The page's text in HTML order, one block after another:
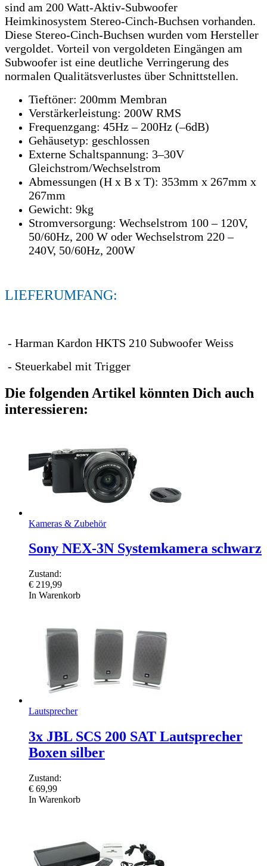
sind am 200 Watt-Aktiv-Subwoofer
Heimkinosystem Stereo-Cinch-Buchsen vorhanden.
Diese Stereo-Cinch-Buchsen wurden vom Hersteller
vergoldet. Vorteil von vergoldeten Eingängen am
Subwoofer ist eine deutliche Verringerung des
normalen Qualitätsverlustes über Schnittstellen.
Tieftöner: 200mm Membran
Verstärkerleistung: 200W RMS
Frequenzgang: 45Hz – 200Hz (–6dB)
Gehäusetyp: geschlossen
Externe Schaltspannung: 3–30V
Gleichstrom/Wechselstrom
Abmessungen (H x B x T): 353mm x 267mm x
267mm
Gewicht: 9kg
Stromversorgung: Wechselstrom 100 – 120V,
50/60Hz, 200 W oder Wechselstrom 220 –
240V, 50/60Hz, 200W
LIEFERUMFANG:
- Harman Kardon HKTS 210 Subwoofer Weiss
- Steuerkabel mit Trigger
Die folgenden Artikel könnten Dich auch
interessieren:
Kameras & Zubehör
Sony NEX-3N Systemkamera schwarz
Zustand:
€ 219,99
In Warenkorb
Lautsprecher
3x JBL SCS 200 SAT Lautsprecher
Boxen silber
Zustand:
€ 69,99
In Warenkorb